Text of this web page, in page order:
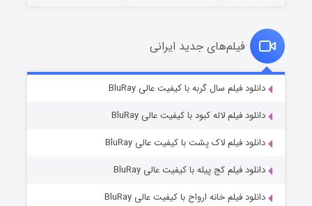
قسمت۷ (زیرنویس) منتشر شد
فیلم‌های جدید ایرانی
دانلود فیلم سال گربه با کیفیت عالی BluRay
دانلود فیلم لاله کبود با کیفیت عالی BluRay
دانلود فیلم لاک پشت با کیفیت عالی BluRay
دانلود فیلم کج‌ پیله با کیفیت عالی BluRay
دانلود فیلم خانه ارواح با کیفیت عالی BluRay